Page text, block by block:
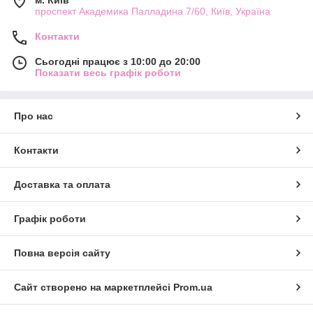
проспект Академика Палладина 7/60, Київ, Україна
Контакти
Сьогодні працює з 10:00 до 20:00
Показати весь графік роботи
Про нас
Контакти
Доставка та оплата
Графік роботи
Повна версія сайту
Сайт створено на маркетплейсі Prom.ua